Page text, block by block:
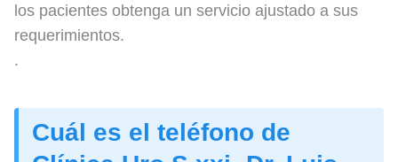
los pacientes obtenga un servicio ajustado a sus
requerimientos.
.
Cuál es el teléfono de